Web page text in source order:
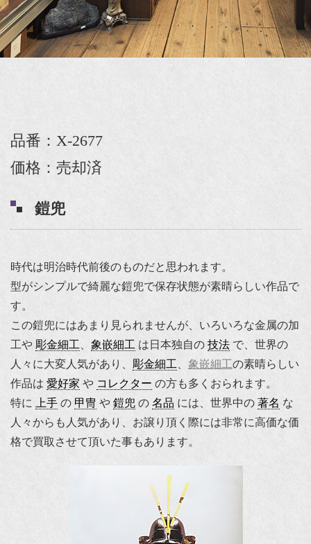
品番：X-2677
価格：売却済
鎧兜
時代は明治時代前後のものだと思われます。
型がシンプルで綺麗な鎧兜で保存状態が素晴らしい作品で
す。
この鎧兜にはあまり見られませんが、いろいろな金属の加
工や 彫金細工 象嵌細工 は日本独自の 技法 で、世界の
人々に大変人気があり、 彫金細工 象嵌細工の素晴らしい
作品は 愛好家 や コレクター の方も多くおられます。
特に
上手 の 甲冑 や 鎧兜 の 名品 には、世界中の 著名 な
人々からも人気があり、お譲り頂く際には非常に高価な価
格で買取させて頂いた事もあります。